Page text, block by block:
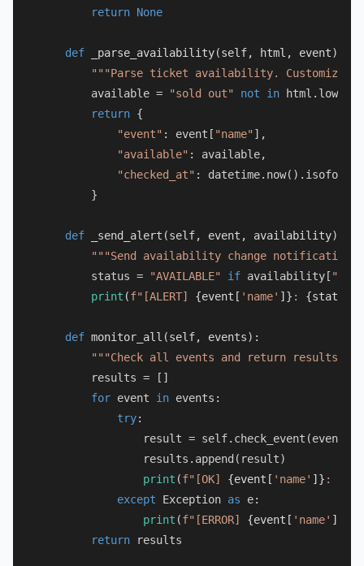
return None
def _parse_availability(self, html, event):
"""Parse ticket availability. Customize
        available =
"sold out" not in html.lower()
return {
"event" : event[ "name" ],
"available" : available,
"checked_at" :
        }
def _send_alert (self, event, availability):
"""Send availability change
        status =
"AVAILABLE" if availability[
print (f"[ALERT] {event[ 'name' ]} : {status}
def monitor_all (self, events):
"""Check all events and return results."""
        results = []
for event in events:
try:
                result = self.check_event(event)
                results.append(result)
print (f"[OK] {event[ 'name' ]} :
except Exception as e:
print (f"[ERROR] {event[ 'name' ]}
return results